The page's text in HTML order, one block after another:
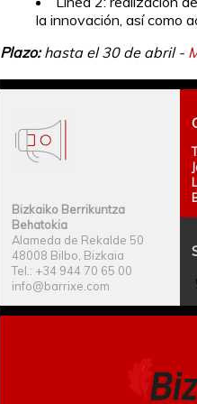
la innovación, así como
Plazo:hasta el 30 de abril -
Bizkaiko Berrikuntza
Behatokia
Alameda de Rekalde 50
48008 Bilbo, Bizkaia
Tel.: +34 944 70 65 00
info@barrixe.com